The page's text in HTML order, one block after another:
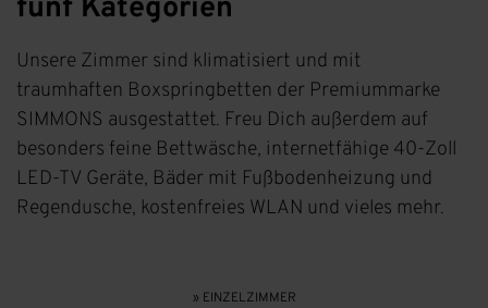
fünf Kategorien
Unsere Zimmer sind klimatisiert und mit
traumhaften Boxspringbetten der Premiummarke
SIMMONS ausgestattet. Freu Dich außerdem auf
besonders feine Bettwäsche, internetfähige 40-Zoll
LED-TV Geräte, Bäder mit Fußbodenheizung und
Regendusche, kostenfreies WLAN und vieles mehr.
» EINZELZIMMER